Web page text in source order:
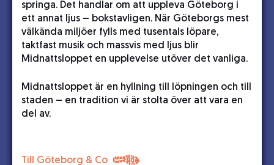
springa. Det handlar om att uppleva Göteborg i
ett annat ljus – bokstavligen. När Göteborgs mest
välkända miljöer fylls med tusentals löpare,
taktfast musik och massvis med ljus blir
Midnattsloppet en upplevelse utöver det vanliga.
Midnattsloppet är en hyllning till löpningen och till
staden – en tradition vi är stolta över att vara en
del av.
Till Göteborg & Co